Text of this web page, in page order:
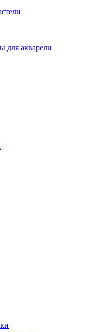
для акварели